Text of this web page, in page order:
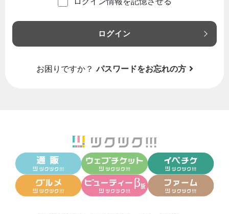
ログイン
お困りですか？ パスワードをお忘れの方